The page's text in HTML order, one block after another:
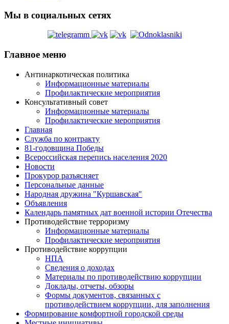
Мы в социальных сетях
Главное меню
Антинаркотическая политика
Информационные материалы
Профилактические мероприятия
Консультативный совет
Информационные материалы
Профилактические мероприятия
Главная
Служба по контракту
81-годовщина Победы
Всероссийская перепись населения 2020
Новости
Прокурор разъясняет
Персональные данные
Народная дружина "Куршавская"
Объявления
Календарь памятных дат военной истории Отечества
Противодействие терроризму
Информационные материалы
Профилактические мероприятия
Противодействие коррупции
НПА
Сведения о доходах
Материалы по противодействию коррупции
Доклады, отчеты, обзоры
Формы документов, связанных с
противодействием коррупции, для заполнения
Формирование комфортной городской среды